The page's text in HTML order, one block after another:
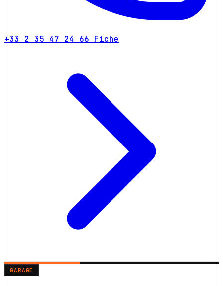
+33 2 35 47 24 66 Fiche
GARAGE